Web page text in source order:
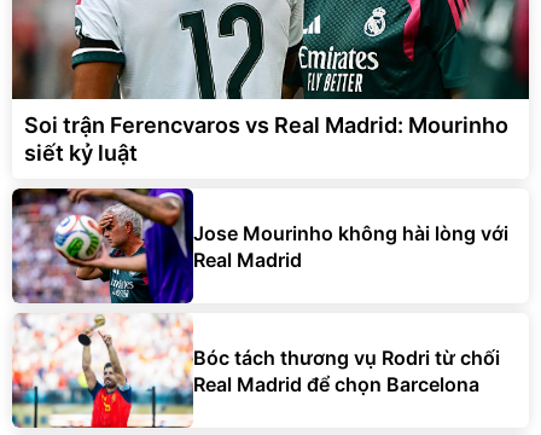
Soi trận Ferencvaros vs Real Madrid: Mourinho
siết kỷ luật
Jose Mourinho không hài lòng với
Real Madrid
Bóc tách thương vụ Rodri từ chối
Real Madrid để chọn Barcelona